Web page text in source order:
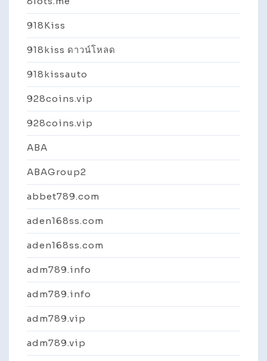
918Kiss
918kiss ดาวน์โหลด
918kissauto
928coins.vip
928coins.vip
ABA
ABAGroup2
abbet789.com
aden168ss.com
aden168ss.com
adm789.info
adm789.info
adm789.vip
adm789.vip